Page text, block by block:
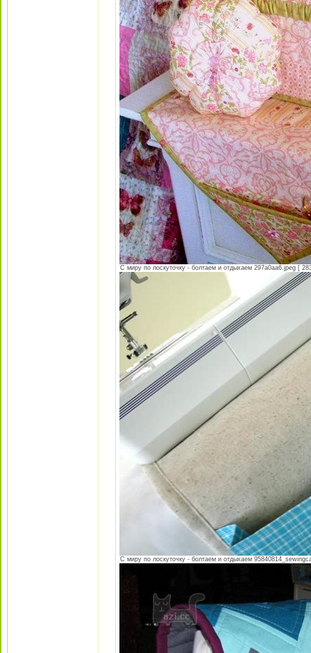
С миру по лоскуточку - болтаем и отдыхаем 297a0aa6.jpeg [
С миру по лоскуточку - болтаем и отдыхаем